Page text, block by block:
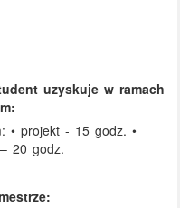
uzyskuje w ramach
• projekt - 15 godz. •
20 godz.